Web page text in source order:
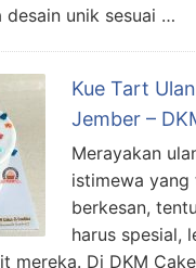
unik sesuai …
Kue Tart
Jember –
Merayakan
istimewa yang
berkesan,
harus spesial,
mereka. Di DKM